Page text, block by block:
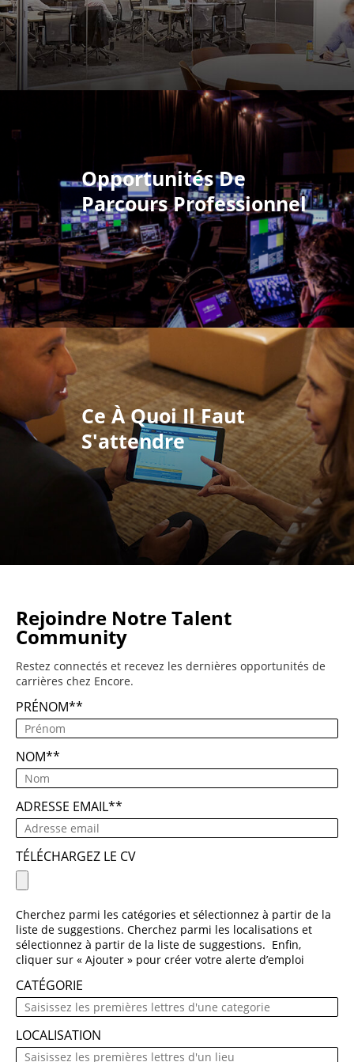
Opportunités De
Parcours Professionnel
Ce À Quoi Il Faut
S'attendre
Rejoindre Notre Talent
Community
Restez connectés et recevez les dernières opportunités de
carrières chez Encore.
PRÉNOM*
NOM*
ADRESSE EMAIL*
TÉLÉCHARGEZ LE CV
Cherchez parmi les catégories et sélectionnez à partir de la
liste de suggestions. Cherchez parmi les localisations et
sélectionnez à partir de la liste de suggestions. Enfin,
cliquer sur « Ajouter » pour créer votre alerte d’emploi
CATÉGORIE
LOCALISATION